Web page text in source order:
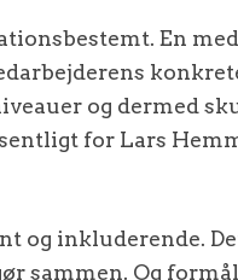
En
og dermed
for Lars
og inkluderende.
sammen. Og